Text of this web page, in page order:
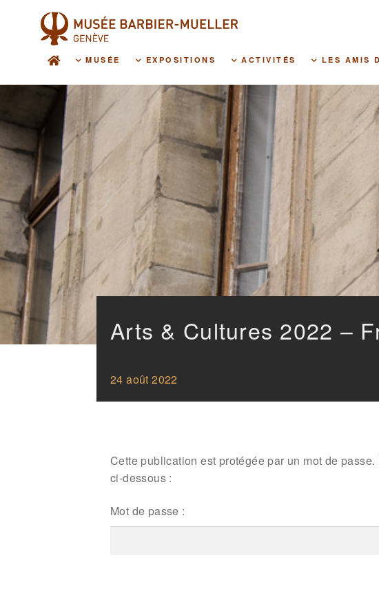
MUSÉE EXPOSITIONS ACTIVITÉS LES AMIS
Arts & Cultures 2022 –
24 août 2022
Cette publication est protégée par un mot de
ci-dessous :
Mot de passe :